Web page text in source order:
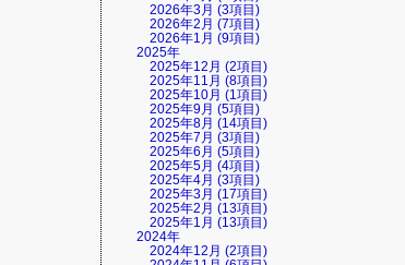
2026年3月 (3項目)
2026年2月 (7項目)
2026年1月 (9項目)
2025年
2025年12月 (2項目)
2025年11月 (8項目)
2025年10月 (1項目)
2025年9月 (5項目)
2025年8月 (14項目)
2025年7月 (3項目)
2025年6月 (5項目)
2025年5月 (4項目)
2025年4月 (3項目)
2025年3月 (17項目)
2025年2月 (13項目)
2025年1月 (13項目)
2024年
2024年12月 (2項目)